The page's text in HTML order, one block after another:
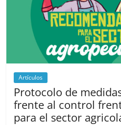
Artículos
Protocolo de
frente al control
para el sector